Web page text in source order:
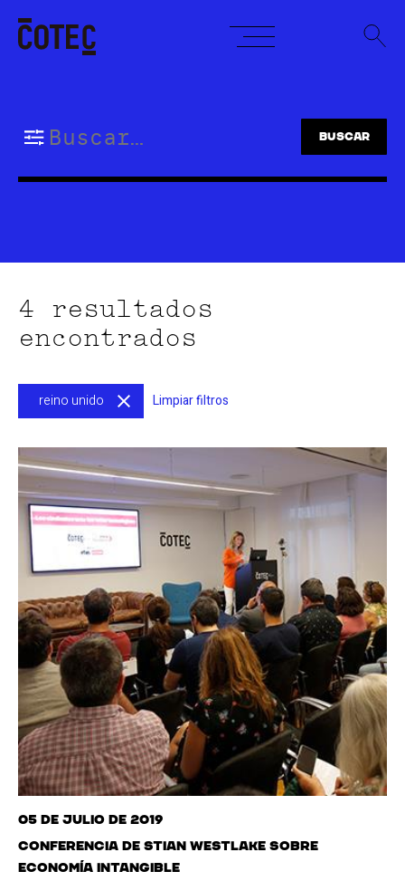
content
4 resultados
encontrados
reino unido Limpiar filtros
05 de julio de 2019
Conferencia de Stian Westlake sobre
economía intangible